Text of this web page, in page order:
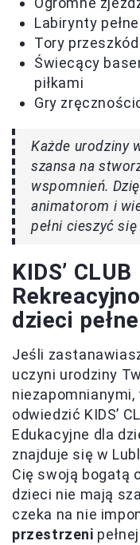
Labirynty
Tory
Świecący
piłkami
Gry
Każde urodziny
szansa na
wspomnień.
animatorom i
pełni cieszyć
KIDS’
dzieci
Jeśli
uczyni urodziny
odwiedzić KIDS’
Edukacyjne dla
znajduje się w
Cię swoją bogatą
dzieci nie mają
czeka na nie
przestrzeni